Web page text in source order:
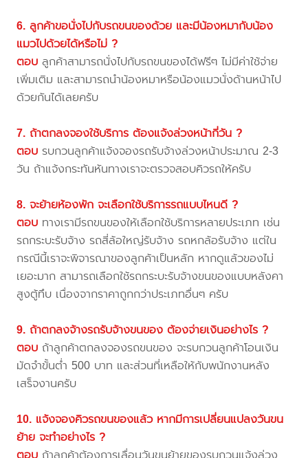
6. ลูกค้าขอนั่งไปกับรถขนของด้วย และมีน้องหมากับน้อง
แมวไปด้วยได้หรือไม่ ?
ตอบ ลูกค้าสามารถนั่งไปกับรถขนของได้ฟรีๆ ไม่มีค่าใช้จ่าย
เพิ่มเติม และสามารถนำน้องหมาหรือน้องแมวนั่งด้านหน้าไป
ด้วยกันได้เลยครับ
7. ถ้าตกลงจองใช้บริการ ต้องแจ้งล่วงหน้ากี่วัน ?
ตอบ รบกวนลูกค้าแจ้งจองรถรับจ้างล่วงหน้าประมาณ 2-3
วัน ถ้าแจ้งกระทันหันทางเราจะตรวจสอบคิวรถให้ครับ
8. จะย้ายห้องพัก จะเลือกใช้บริการรถแบบไหนดี ?
ตอบ ทางเรามีรถขนของให้เลือกใช้บริการหลายประเภท เช่น
รถกระบะรับจ้าง รถสี่ล้อใหญ่รับจ้าง รถหกล้อรับจ้าง แต่ใน
กรณีนี้เราจะพิจารณาของลูกค้าเป็นหลัก หากดูแล้วของไม่
เยอะมาก สามารถเลือกใช้รถกระบะรับจ้างขนของแบบหลังคา
สูงตู้ทึบ เนื่องจากราคาถูกกว่าประเภทอื่นๆ ครับ
9. ถ้าตกลงจ้างรถรับจ้างขนของ ต้องจ่ายเงินอย่างไร ?
ตอบ ถ้าลูกค้าตกลงจองรถขนของ จะรบกวนลูกค้าโอนเงิน
มัดจำขั้นต่ำ 500 บาท และส่วนที่เหลือให้กับพนักงานหลัง
เสร็จงานครับ
10. แจ้งจองคิวรถขนของแล้ว หากมีการเปลี่ยนแปลงวันขน
ย้าย จะทำอย่างไร ?